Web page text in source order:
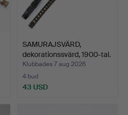
SAMURAJSVÄRD,
dekorationssvärd, 1900-tal.
Klubbades 7 aug 2026
4 bud
43 USD